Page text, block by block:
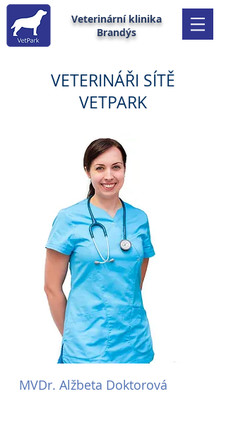
Veterinární klinika
Brandýs
VETERINÁŘI SÍTĚ
VETPARK
MVDr. Alžbeta Doktorová